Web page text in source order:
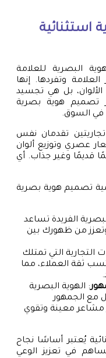
استثنائية
البصرية للعلامة
وتفردها. إنها
بل هي تجسيد
تصميم هوية بصرية
في السوق.
تقدمان نفس
عصري وتوزيع ألوان
قديمًا وغير جذاب. أي
تصميم هوية بصرية
الفريدة تساعد
من ظهورك بين
التجارية التي تمتلك
ثقة العملاء، مما
: الهوية البصرية
مع الجمهور
مشاعر معينة وتقوي
يُعتبر أساسًا نجاح
في تعزيز الوعي